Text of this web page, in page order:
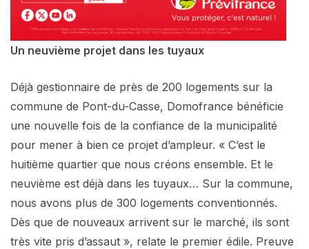
Un neuvième projet dans les tuyaux
Déjà gestionnaire de près de 200 logements sur la
commune de Pont-du-Casse, Domofrance bénéficie
une nouvelle fois de la confiance de la municipalité
pour mener à bien ce projet d’ampleur. « C’est le
huitième quartier que nous créons ensemble. Et le
neuvième est déjà dans les tuyaux… Sur la commune,
nous avons plus de 300 logements conventionnés.
Dès que de nouveaux arrivent sur le marché, ils sont
très vite pris d’assaut », relate le premier édile. Preuve